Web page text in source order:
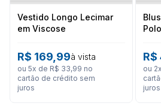
Vestido Longo Lecimar
em Viscose
R$ 169 99à vista
ou 5x de R$ 33,99 no
cartão de crédito sem
juros
R$
ou 2
juros